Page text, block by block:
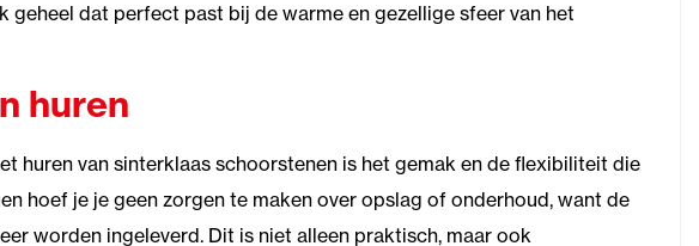
geheel dat perfect past bij de warme en gezellige sfeer van het
huren
huren van sinterklaas schoorstenen is het gemak en de flexibiliteit die
hoef je je geen zorgen te maken over opslag of onderhoud, want de
worden ingeleverd. Dit is niet alleen praktisch, maar ook